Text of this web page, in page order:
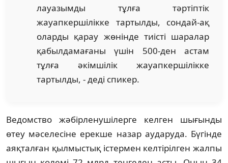
лауазымды тұлға тәртіптік
жауапкершілікке тартылды, сондай-ақ
оларды қарау жөнінде тиісті шаралар
қабылдамағаны үшін 500-ден астам
тұлға әкімшілік жауапкершілікке
тартылды, - деді спикер.
Ведомство жәбірленушілерге келген шығынды
өтеу мәселесіне ерекше назар аударуда. Бүгінде
аяқталған қылмыстық істермен келтірілген жалпы